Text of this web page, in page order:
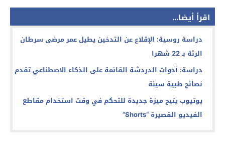
اقرأ أيضا...
دراسة روسية: الإقلاع عن التدخين يطيل عمر مرضى سرطان
الرئة بـ 22 شهرا
دراسة: أدوات الدردشة القائمة على الذكاء الاصطناعي تقدم
نصائح طبية سيئة
يوتيوب يتيح ميزة جديدة للتحكم في وقت استخدام مقاطع
الفيديو القصيرة “Shorts”